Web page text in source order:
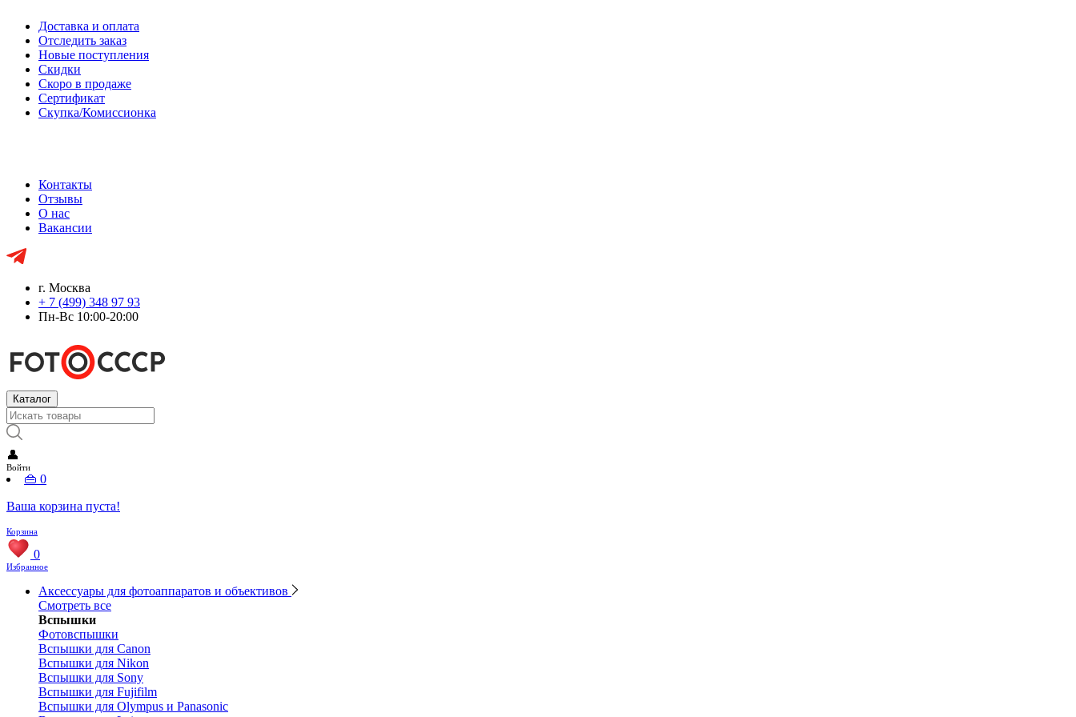
Доставка и оплата
Отследить заказ
Новые поступления
Скидки
Скоро в продаже
Сертификат
Скупка/Комиссионка
Контакты
Отзывы
О нас
Вакансии
г. Москва
+ 7 (499) 348 97 93
Пн-Вс 10:00-20:00
Каталог
👤
Войти
👜 0
Ваша корзина пуста!
Корзина
0
Избранное
Аксессуары для фотоаппаратов и объективов
Смотреть все
Вспышки
Фотовспышки
Вспышки для Canon
Вспышки для Nikon
Вспышки для Sony
Вспышки для Fujifilm
Вспышки для Olympus и Panasonic